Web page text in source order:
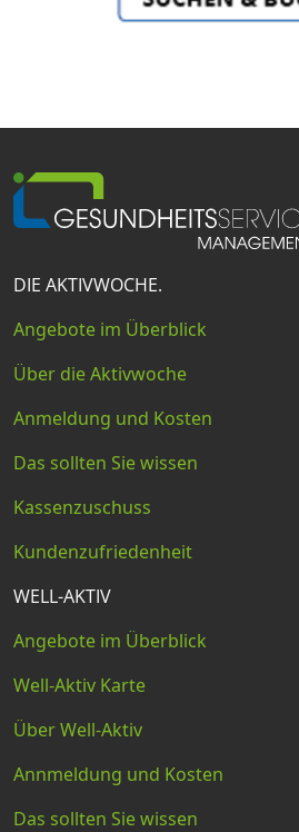
DIE AKTIVWOCHE.
Angebote im Überblick
Über die Aktivwoche
Anmeldung und Kosten
Das sollten Sie wissen
Kassenzuschuss
Kundenzufriedenheit
WELL-AKTIV
Angebote im Überblick
Well-Aktiv Karte
Über Well-Aktiv
Annmeldung und Kosten
Das sollten Sie wissen